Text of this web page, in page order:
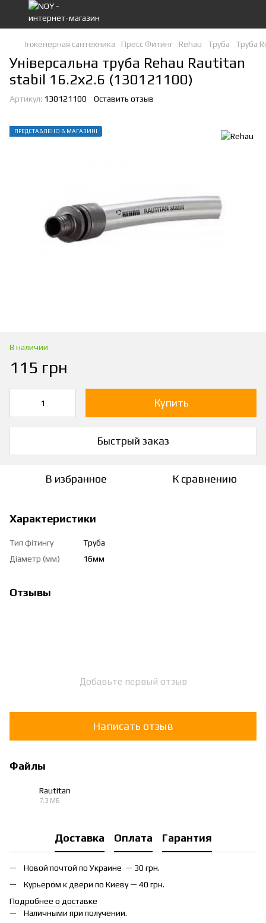
Інженерная сантехника Пресс Фитинг Rehau Труба Труба
Універсальна труба Rehau Rautitan
stabil 16.2х2.6 (130121100)
Артикул: 130121100 Оставить отзыв
ПРЕДСТАВЛЕНО В МАГАЗИНІ
В наличии
115 грн
Купить
Быстрый заказ
В избранное К сравнению
Характеристики
Тип фітингу
Труба
Діаметр (мм)
16мм
Отзывы
Добавьте первый отзыв
Написать отзыв
Файлы
Rautitan
7.3 МБ
Доставка Оплата Гарантия
Новой почтой по Украине — 30 грн.
Курьером к двери по Киеву — 40 грн.
Подробнее о доставке
Наличными при получении.